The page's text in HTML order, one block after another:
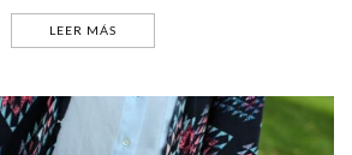
LEER MÁS